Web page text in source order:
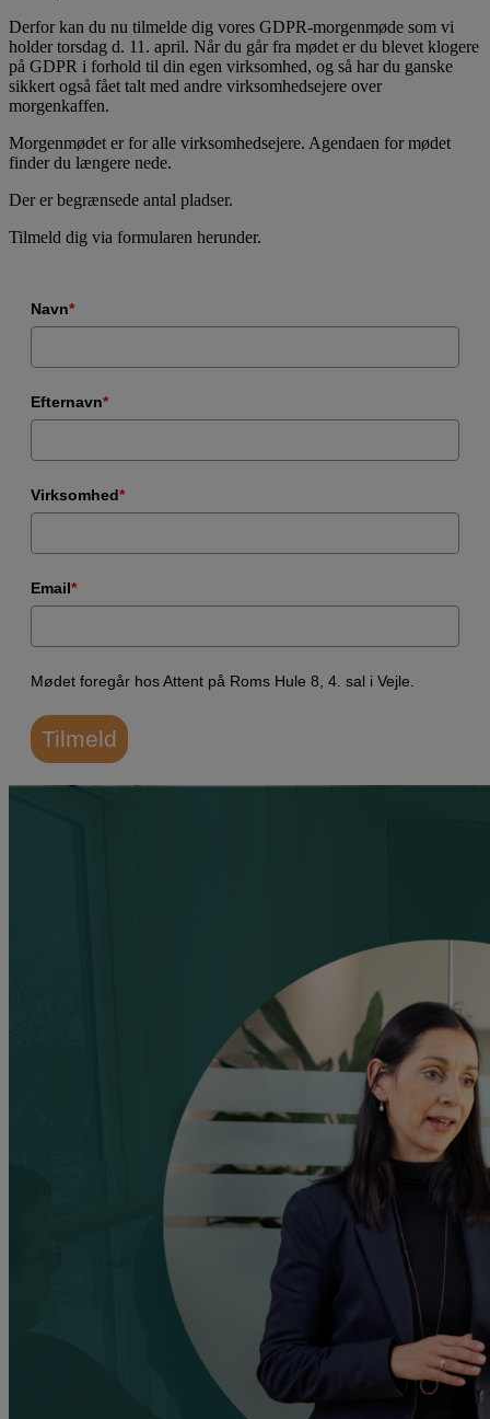
Derfor kan du nu tilmelde dig vores GDPR-morgenmøde som vi
holder torsdag d. 11. april. Når du går fra mødet er du blevet klogere
på GDPR i forhold til din egen virksomhed, og så har du ganske
sikkert også fået talt med andre virksomhedsejere over
morgenkaffen.
Morgenmødet er for alle virksomhedsejere. Agendaen for mødet
finder du længere nede.
Der er begrænsede antal pladser.
Tilmeld dig via formularen herunder.
Navn*
Efternavn*
Virksomhed*
Email*
Mødet foregår hos Attent på Roms Hule 8, 4. sal i Vejle.
Tilmeld